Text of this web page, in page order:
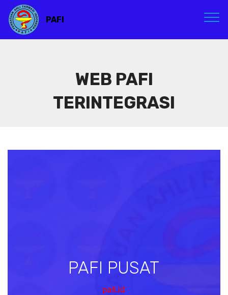
PAFI
WEB PAFI
TERINTEGRASI
PAFI PUSAT
pafi.id